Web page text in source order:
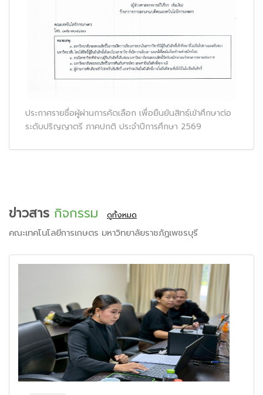
ประกาศรายชื่อผู้ผ่านการคัดเลือก เพื่อยืนยันสิทธฺ์เข้าศึกษาต่อ
ระดับปริญญาตรี ภาคปกติ ประจำปีการศึกษา 2569
ข่าวสาร กิจกรรม ดูทั้งหมด
คณะเทคโนโลยีการเกษตร มหาวิทยาลัยราชภัฏเพชรบุรี